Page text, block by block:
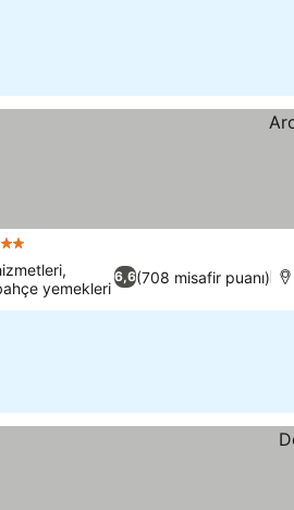
6,6(708 misafir puanı)
yemekleri